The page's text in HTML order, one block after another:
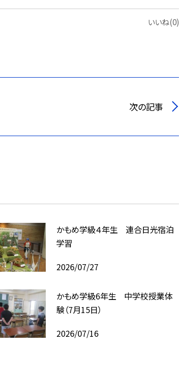
いいね(0)
次の記事
かもめ学級４年生 連合日光宿泊
学習
2026/07/27
かもめ学級6年生 中学校授業体
験（7月15日）
2026/07/16